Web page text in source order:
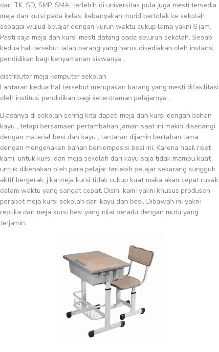
dari TK, SD, SMP, SMA, terlebih di universitas pula juga mesti tersedia
meja dan kursi pada kelas. kebanyakan murid bertolak ke sekolah
sebagai wujud belajar dengan kurun waktu cukup lama yakni 6 jam.
Pasti saja meja dan kursi mesti datang pada seluruh sekolah. Sebab
kedua hal tersebut ialah barang yang harus disediakan oleh instansi
pendidikan bagi kenyamanan siswanya .
distributor meja komputer sekolah
Lantaran kedua hal tersebut merupakan barang yang mesti difasilitasi
oleh institusi pendidikan bagi ketentraman pelajarnya .
Biasanya di sekolah sering kita dapati meja dan kursi dengan bahan
kayu , tetapi bersamaan pertambahan jaman saat ini makin disenangi
dengan material besi dan kayu , lantaran dijamin bertahan lama
dengan mengenakan bahan berkomposisi besi ini. Karena hasil riset
kami, untuk kursi dan meja sekolah dari kayu saja tidak mampu kuat
untuk dikenakan oleh para pelajar terlebih pelajar sekarang sungguh
aktif bergerak, jika meja kursi tidak cukup kuat maka akan cepat rusak
dalam waktu yang sangat cepat. Disini kami yakni khusus produsen
perabot meja kursi sekolah dari kayu dan besi, Dibawah ini yakni
replika dari meja kursi besi yang nilai beradu dengan mutu yang
terjamin.